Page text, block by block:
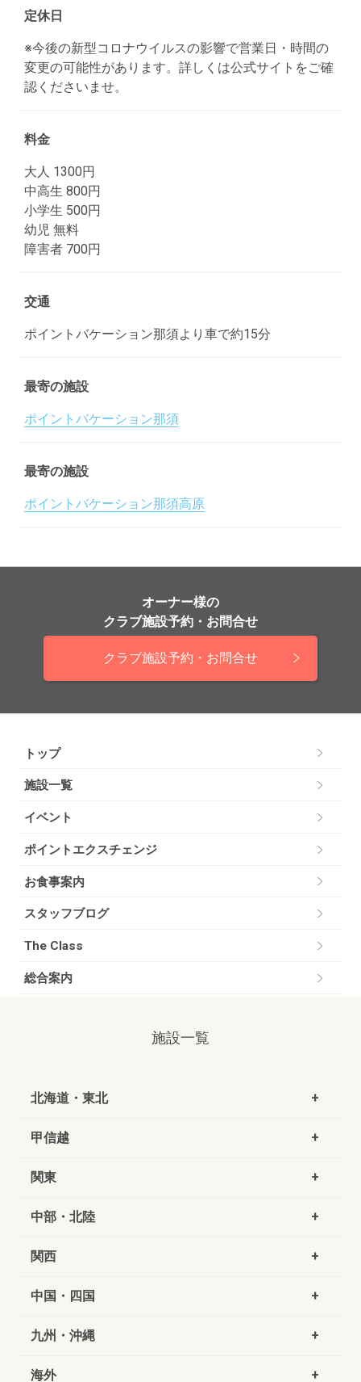
定休日
※今後の新型コロナウイルスの影響で営業日・時間の
変更の可能性があります。詳しくは公式サイトをご確
認くださいませ。
料金
大人 1300円
中高生 800円
小学生 500円
幼児 無料
障害者 700円
交通
ポイントバケーション那須より車で約15分
最寄の施設
ポイントバケーション那須
最寄の施設
ポイントバケーション那須高原
オーナー様の
クラブ施設予約・お問合せ
クラブ施設予約・お問合せ
トップ
施設一覧
イベント
ポイントエクスチェンジ
お食事案内
スタッフブログ
The Class
総合案内
施設一覧
北海道・東北
甲信越
関東
中部・北陸
関西
中国・四国
九州・沖縄
海外